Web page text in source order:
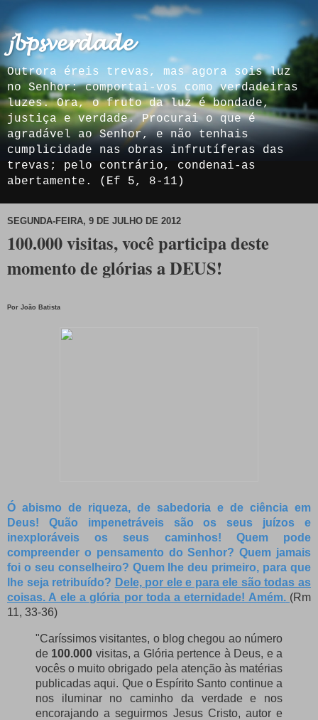
𝓳𝓫𝓹𝓼𝓿𝓮𝓻𝓭𝓪𝓭𝓮
Outrora éreis trevas, mas agora sois luz
no Senhor: comportai-vos como verdadeiras
luzes. Ora, o fruto da luz é bondade,
justiça e verdade. Procurai o que é
agradável ao Senhor, e não tenhais
cumplicidade nas obras infrutíferas das
trevas; pelo contrário, condenai-as
abertamente. (Ef 5, 8-11)
SEGUNDA-FEIRA, 9 DE JULHO DE 2012
100.000 visitas, você participa deste
momento de glórias a DEUS!
Por João Batista
Ó abismo de riqueza, de sabedoria e de ciência em
Deus! Quão impenetráveis são os seus juízos e
inexploráveis os seus caminhos! Quem pode
compreender o pensamento do Senhor? Quem jamais
foi o seu conselheiro? Quem lhe deu primeiro, para que
lhe seja retribuído? Dele, por ele e para ele são todas as
coisas. A ele a glória por toda a eternidade! Amém. (Rm
11, 33-36)
"Caríssimos visitantes, o blog chegou ao número
de 100.000 visitas, a Glória pertence à Deus, e a
vocês o muito obrigado pela atenção às matérias
publicadas aqui. Que o Espírito Santo continue a
nos iluminar no caminho da verdade e nos
encorajando a seguirmos Jesus Cristo, autor e